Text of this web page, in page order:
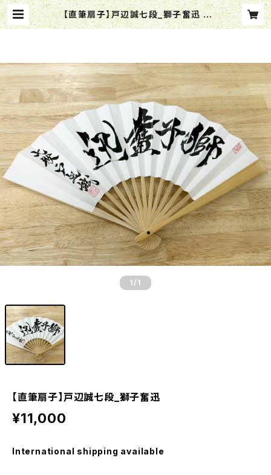
【直筆扇子】戸辺誠七段_獅子奮迅 |
将棋ハウスみどり
1 /1
【直筆扇子】戸辺誠七段_獅子奮迅
¥11,000
International shipping available